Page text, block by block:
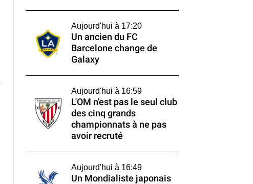
Aujourd'hui à 17:20
Un ancien du FC
Barcelone change de
Galaxy
Aujourd'hui à 16:59
L'OM n'est pas le seul club
des cinq grands
championnats à ne pas
avoir recruté
Aujourd'hui à 16:49
Un Mondialiste japonais